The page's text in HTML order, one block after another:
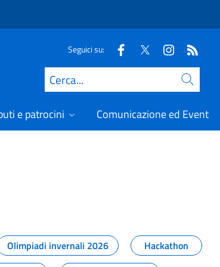
Seguici su:
Cerca
e patrocini Comunicazione ed Eventi
Olimpiadi invernali 2026
Hackathon